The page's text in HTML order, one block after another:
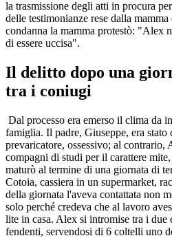
la trasmissione degli atti in procura
delle testimonianze rese dalla
condanna la mamma protestò: "Alex
di essere uccisa".
Il delitto dopo una
tra i coniugi
Dal processo era emerso il clima da
famiglia. Il padre, Giuseppe, era
prevaricatore, ossessivo; al contrario,
compagni di studi per il carattere
maturò al termine di una giornata di
Cotoia, cassiera in un supermarket,
della giornata l'aveva contattata non
solo perché credeva che al lavoro
lite in casa. Alex si intromise tra i due
fendenti, servendosi di 6 coltelli uno